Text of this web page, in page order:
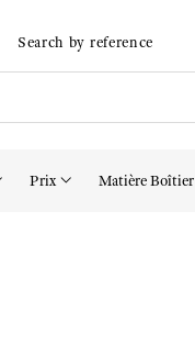
Search by reference
Prix Matière Boîtier